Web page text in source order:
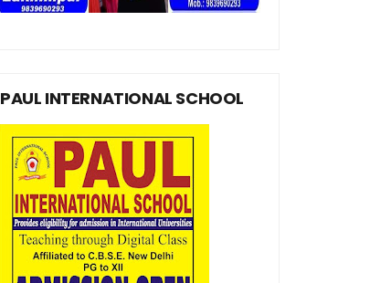
PAUL INTERNATIONAL SCHOOL